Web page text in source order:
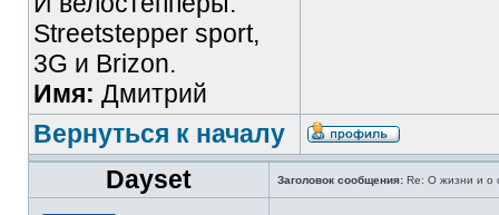
Streetstepper sport,
3G и Brizon.
Имя: Дмитрий
Вернуться к началу
Dayset
Заголовок сообщения: Re: О жизни и о